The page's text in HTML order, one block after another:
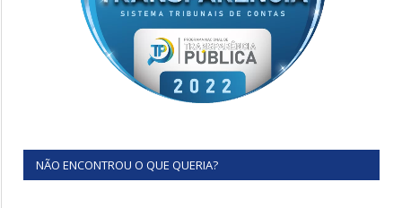
NÃO ENCONTROU O QUE QUERIA?